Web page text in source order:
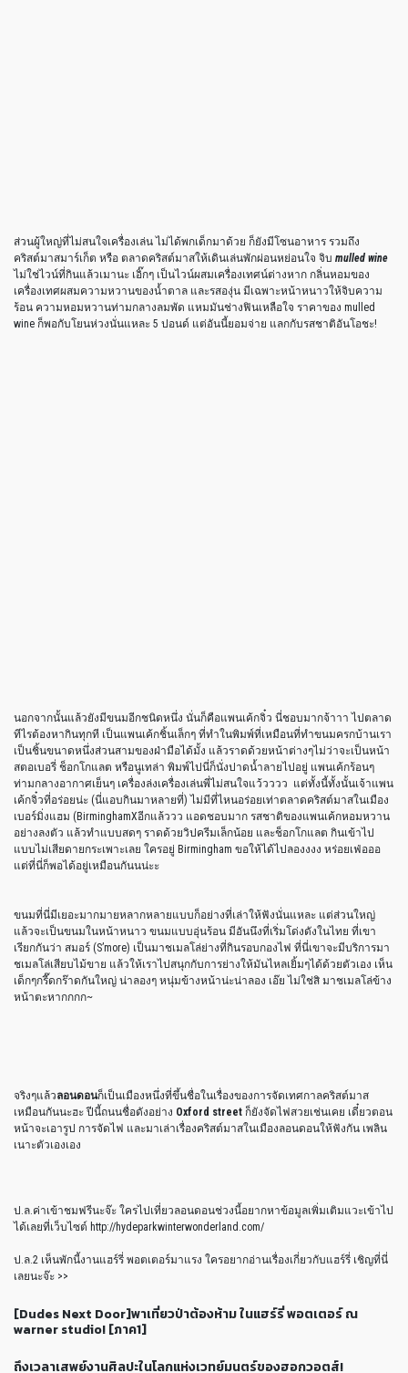
ส่วนผู้ใหญ่ที่ไม่สนใจเครื่องเล่น ไม่ได้พกเด็กมาด้วย ก็ยังมีโซนอาหาร รวมถึง
คริสต์มาสมาร์เก็ต หรือ ตลาดคริสต์มาสให้เดินเล่นพักผ่อนหย่อนใจ จิบ mulled wine
ไม่ใช่ไวน์ที่กินแล้วเมานะ เอิ๊กๆ เป็นไวน์ผสมเครื่องเทศน์ต่างหาก กลิ่นหอมของ
เครื่องเทศผสมความหวานของน้ำตาล และรสองุ่น มีเฉพาะหน้าหนาวให้จิบความ
ร้อน ความหอมหวานท่ามกลางลมพัด แหมมันช่างฟินเหลือใจ ราคาของ mulled
wine ก็พอกับโยนห่วงนั่นแหละ 5 ปอนด์ แต่อันนี้ยอมจ่าย แลกกับรสชาติอันโอชะ!
นอกจากนั้นแล้วยังมีขนมอีกชนิดหนึ่ง นั่นก็คือแพนเค้กจิ๋ว นี่ชอบมากจ้าาา ไปตลาด
ทีไรต้องหากินทุกที เป็นแพนเค้กชิ้นเล็กๆ ที่ทำในพิมพ์ที่เหมือนที่ทำขนมครกบ้านเรา
เป็นชิ้นขนาดหนึ่งส่วนสามของฝ่ามือได้มั้ง แล้วราดด้วยหน้าต่างๆไม่ว่าจะเป็นหน้า
สตอเบอรี่ ช็อกโกแลต หรือนูเทล่า พิมพ์ไปนี่ก็นั่งปาดน้ำลายไปอยู่ แพนเค้กร้อนๆ
ท่ามกลางอากาศเย็นๆ เครื่องล่งเครื่องเล่นพี่ไม่สนใจแว้วววว แต่ทั้งนี้ทั้งนั้นเจ้าแพน
เค้กจิ๋วที่อร่อยน่ะ (นี่แอบกินมาหลายที่) ไม่มีที่ไหนอร่อยเท่าตลาดคริสต์มาสในเมือง
เบอร์มิ่งแฮม (BirminghamXอีกแล้ววว แอดชอบมาก รสชาติของแพนเค้กหอมหวาน
อย่างลงตัว แล้วทำแบบสดๆ ราดด้วยวิปครีมเล็กน้อย และช็อกโกแลต กินเข้าไป
แบบไม่เสียดายกระเพาะเลย ใครอยู่ Birmingham ขอให้ได้ไปลองงงง หร่อยเฟ่อออ
แต่ที่นี่ก็พอได้อยู่เหมือนกันนน่ะะ
ขนมที่นี่มีเยอะมากมายหลากหลายแบบก็อย่างที่เล่าให้ฟังนั่นแหละ แต่ส่วนใหญ่
แล้วจะเป็นขนมในหน้าหนาว ขนมแบบอุ่นร้อน มีอันนึงที่เริ่มโด่งดังในไทย ที่เขา
เรียกกันว่า สมอร์ (S’more) เป็นมาชเมลโล่ย่างที่กินรอบกองไฟ ที่นี่เขาจะมีบริการมา
ชเมลโล่เสียบไม้ขาย แล้วให้เราไปสนุกกับการย่างให้มันไหลเยิ้มๆได้ด้วยตัวเอง เห็น
เด็กๆกรี๊ดกร๊าดกันใหญ่ น่าลองๆ หนุ่มข้างหน้าน่ะน่าลอง เอ๊ย ไม่ใช่สิ มาชเมลโล่ข้าง
หน้าตะหากกกก~
จริงๆแล้วลอนดอนก็เป็นเมืองหนึ่งที่ขึ้นชื่อในเรื่องของการจัดเทศกาลคริสต์มาส
เหมือนกันนะฮะ ปีนี้ถนนชื่อดังอย่าง Oxford street ก็ยังจัดไฟสวยเช่นเคย เดี๋ยวตอน
หน้าจะเอารูป การจัดไฟ และมาเล่าเรื่องคริสต์มาสในเมืองลอนดอนให้ฟังกัน เพลิน
เนาะตัวเองเอง
ป.ล.ค่าเข้าชมฟรีนะจ๊ะ ใครไปเที่ยวลอนดอนช่วงนี้อยากหาข้อมูลเพิ่มเติมแวะเข้าไป
ได้เลยที่เว็บไซต์ http://hydeparkwinterwonderland.com/
ป.ล.2 เห็นพักนี้งานแฮร์รี่ พอตเตอร์มาแรง ใครอยากอ่านเรื่องเกี่ยวกับแฮร์รี่ เชิญที่นี่
เลยนะจ๊ะ >>
[Dudes Next Door]พาเที่ยวป่าต้องห้าม ในแฮร์รี่ พอตเตอร์ ณ
warner studio! [ภาค1]
ถึงเวลาเสพย์งานศิลปะในโลกแห่งเวทย์มนตร์ของฮอกวอตส์!